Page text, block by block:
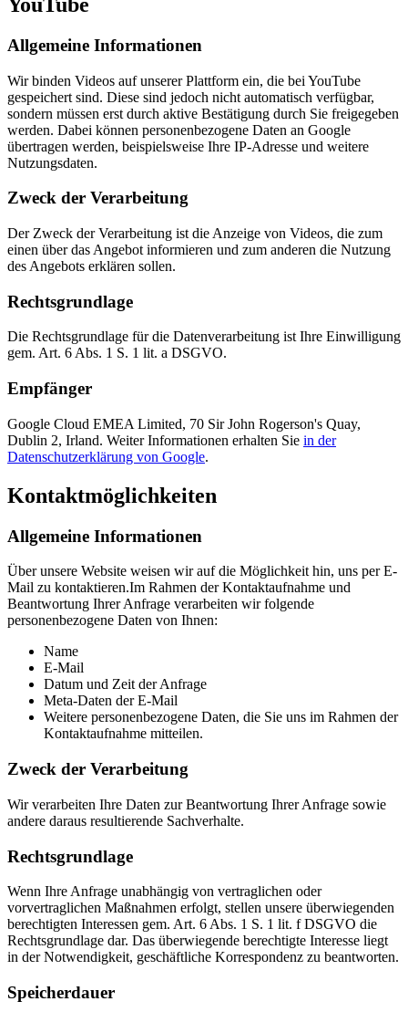
Allgemeine Informationen
Wir binden Videos auf unserer Plattform ein, die bei YouTube
gespeichert sind. Diese sind jedoch nicht automatisch verfügbar,
sondern müssen erst durch aktive Bestätigung durch Sie freigegeben
werden. Dabei können personenbezogene Daten an Google
übertragen werden, beispielsweise Ihre IP-Adresse und weitere
Nutzungsdaten.
Zweck der Verarbeitung
Der Zweck der Verarbeitung ist die Anzeige von Videos, die zum
einen über das Angebot informieren und zum anderen die Nutzung
des Angebots erklären sollen.
Rechtsgrundlage
Die Rechtsgrundlage für die Datenverarbeitung ist Ihre Einwilligung
gem. Art. 6 Abs. 1 S. 1 lit. a DSGVO.
Empfänger
Google Cloud EMEA Limited, 70 Sir John Rogerson's Quay,
Dublin 2, Irland. Weiter Informationen erhalten Sie in der
Datenschutzerklärung von Google.
Kontaktmöglichkeiten
Allgemeine Informationen
Über unsere Website weisen wir auf die Möglichkeit hin, uns per E-
Mail zu kontaktieren.Im Rahmen der Kontaktaufnahme und
Beantwortung Ihrer Anfrage verarbeiten wir folgende
personenbezogene Daten von Ihnen:
Name
E-Mail
Datum und Zeit der Anfrage
Meta-Daten der E-Mail
Weitere personenbezogene Daten, die Sie uns im Rahmen der
Kontaktaufnahme mitteilen.
Zweck der Verarbeitung
Wir verarbeiten Ihre Daten zur Beantwortung Ihrer Anfrage sowie
andere daraus resultierende Sachverhalte.
Rechtsgrundlage
Wenn Ihre Anfrage unabhängig von vertraglichen oder
vorvertraglichen Maßnahmen erfolgt, stellen unsere überwiegenden
berechtigten Interessen gem. Art. 6 Abs. 1 S. 1 lit. f DSGVO die
Rechtsgrundlage dar. Das überwiegende berechtigte Interesse liegt
in der Notwendigkeit, geschäftliche Korrespondenz zu beantworten.
Speicherdauer